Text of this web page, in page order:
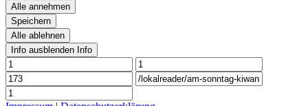
Alle annehmen
Speichern
Alle ablehnen
Info ausblenden Info